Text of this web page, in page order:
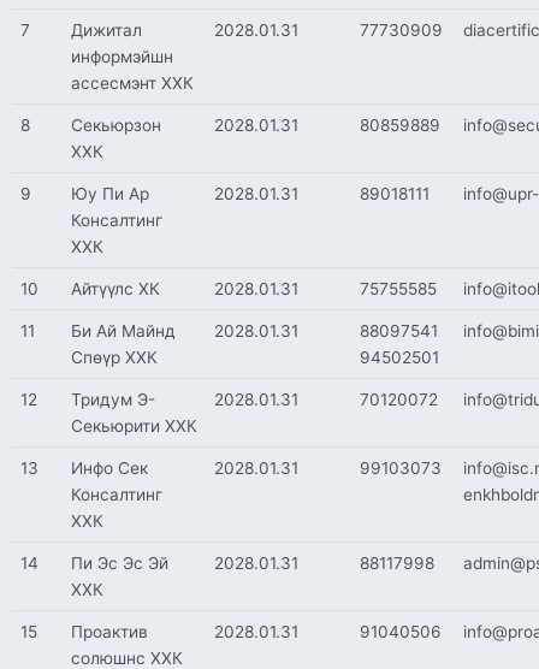
7
Дижитал
информэйшн
ассесмэнт ХХК
2028.01.31 77730909
8
Секьюрзон
ХХК
2028.01.31 80859889
9
Юу Пи Ар
Консалтинг
ХХК
2028.01.31 89018111
10 Айтүүлс ХК 2028.01.31 75755585
11
Би Ай Майнд
Спөүр ХХК
2028.01.31
88097541
94502501
12
Тридум Э-
Секьюрити ХХК
2028.01.31 70120072
13
Инфо Сек
Консалтинг
ХХК
2028.01.31 99103073
14
Пи Эс Эс Эй
ХХК
2028.01.31 88117998
15
Проактив
солюшнс ХХК
2028.01.31 91040506